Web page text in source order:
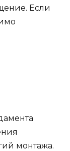
Если
монтажа.